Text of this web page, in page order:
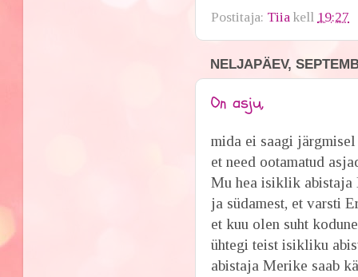
Postitaja: Tiia kell 19:27
NELJAPÄEV,
On asju,
mida ei saagi
et need ootamatud
Mu hea isiklik abistaja
ja südamest, et varsti
et kuu olen suht
ühtegi teist isikliku
abistaja Merike saab